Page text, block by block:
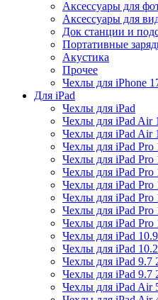
Аксессуары для
Аксессуары для
Док станции и
Портативные
Акустика
Прочее
Чехлы для iPhone
Для iPad
Чехлы для iPad
Чехлы для iPad Air
Чехлы для iPad Air
Чехлы для iPad Pro
Чехлы для iPad Pro
Чехлы для iPad Pro
Чехлы для iPad Pro
Чехлы для iPad Pro
Чехлы для iPad Pro
Чехлы для iPad Pro
Чехлы для iPad
Чехлы для iPad 10.2
Чехлы для iPad 9.7
Чехлы для iPad 9.7
Чехлы для iPad Air